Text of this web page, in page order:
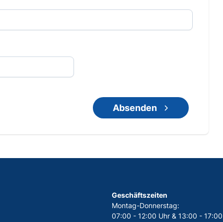
Absenden
Geschäftszeiten
Montag-Donnerstag:
07:00 - 12:00 Uhr & 13:00 -